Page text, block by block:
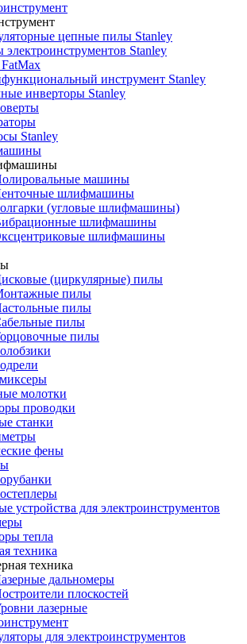
цепные пилы Stanley
Stanley
инструмент Stanley
инверторы Stanley
Stanley
машины
шлифмашины
(угловые шлифмашины)
шлифмашины
шлифмашины
(циркулярные) пилы
пилы
пилы
пилы
пилы
молотки
проводки
станки
фены
устройства для электроинструментов
тепла
техника
техника
дальномеры
плоскостей
лазерные
для электроинструментов